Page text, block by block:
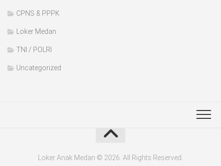
CPNS & PPPK
Loker Medan
TNI / POLRI
Uncategorized
Loker Anak Medan © 2026. All Rights Reserved.